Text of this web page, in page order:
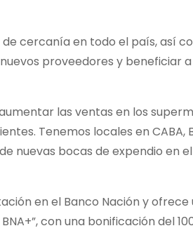
cercanía en todo el país, así
proveedores y beneficiar a
las ventas en los
Tenemos locales en CABA,
nuevas bocas de expendio en
en el Banco Nación y ofrece
con una bonificación del